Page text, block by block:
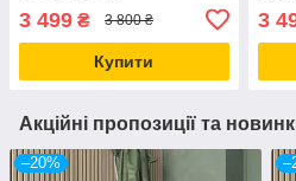
3 499 ₴ 3 800 ₴
Купити
3
Акційні пропозиції та
–20%